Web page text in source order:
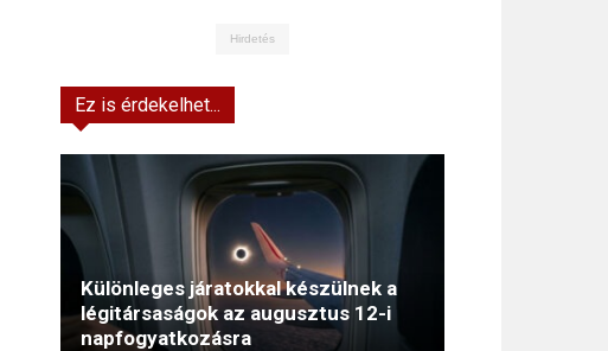
Hirdetés
Ez is érdekelhet...
Különleges járatokkal készülnek a
légitársaságok az augusztus 12-i
napfogyatkozásra